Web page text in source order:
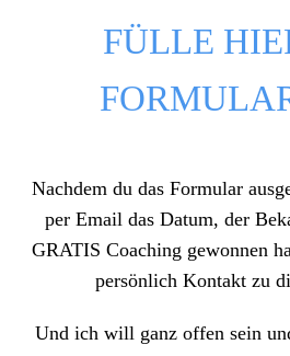
FÜLLE
Nachdem du das Formular
per Email das Datum, der
GRATIS Coaching gewonnen
persönlich Kontakt zu
Und ich will ganz offen sein